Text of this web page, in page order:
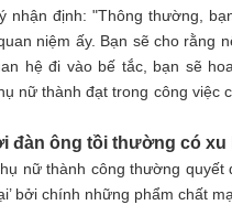
nhận định: "Thông thường,
niệm ấy. Bạn sẽ cho rằng
hệ đi vào bế tắc, bạn sẽ
nữ thành đạt trong công việc
đàn ông tồi thường có
nữ thành công thường quyết
bởi chính những phẩm chất